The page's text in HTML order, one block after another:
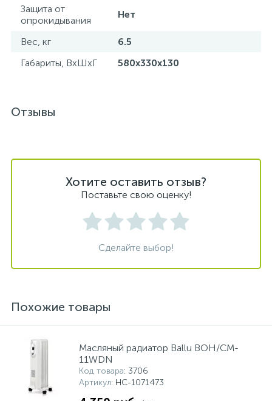
Защита от
опрокидывания
Нет
Вес, кг
6.5
Габариты, ВхШхГ
580x330x130
Отзывы
Хотите оставить отзыв?
Поставьте свою оценку!
Сделайте выбор!
Похожие товары
Масляный радиатор Ballu BOH/CM-
11WDN
Код товара: 3706
Артикул: НС-1071473